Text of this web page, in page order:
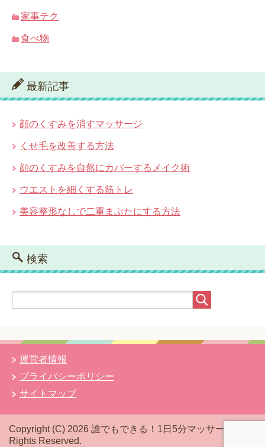
家事テク
食べ物
最新記事
顔のくすみを消すマッサージ
くせ毛を改善する方法
顔のくすみを自然にカバーするメイク術
ウエストを細くする筋トレ
美容整形なしで二重まぶたにする方法
検索
運営者情報
プライバシーポリシー
サイトマップ
Copyright (C) 2026 誰でもできる！1日5分マッサージ
Rights Reserved.